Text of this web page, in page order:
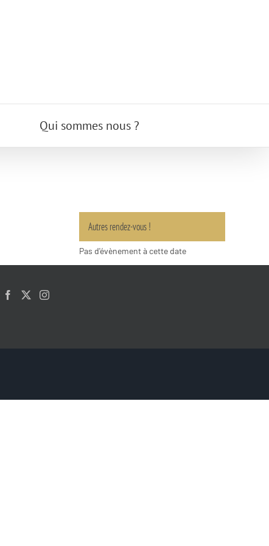
Qui sommes nous ?
Autres rendez-vous !
Pas d'évènement à cette date